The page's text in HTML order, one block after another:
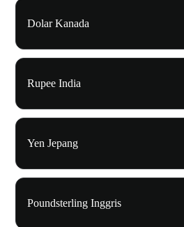
Dolar Kanada
Rupee India
Yen Jepang
Poundsterling Inggris